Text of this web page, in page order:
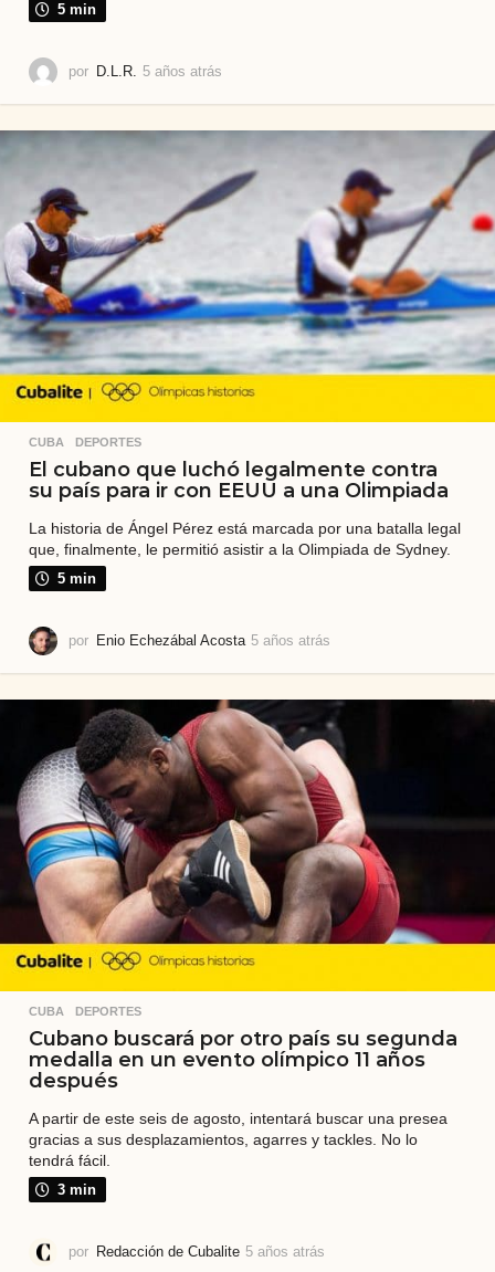
5 min
por D.L.R. 5 años atrás
o
a
t
CUBA ,DEPORTES
El cubano que luchó legalmente contra
su país para ir con EEUU a una Olimpiada
La historia de Ángel Pérez está marcada por una batalla legal
que, finalmente, le permitió asistir a la Olimpiada de Sydney.
5 min
por Enio Echezábal Acosta 5 años atrás
o
s
a
r
á
s
CUBA ,DEPORTES
Cubano buscará por otro país su segunda
medalla en un evento olímpico 11 años
después
A partir de este seis de agosto, intentará buscar una presea
gracias a sus desplazamientos, agarres y tackles. No lo
tendrá fácil.
3 min
por Redacción de Cubalite 5 años atrás